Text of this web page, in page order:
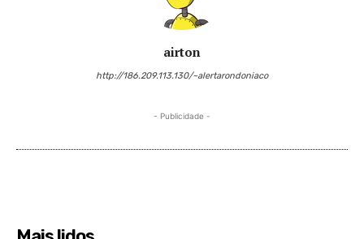
airton
http://186.209.113.130/~alertarondoniaco
- Publicidade -